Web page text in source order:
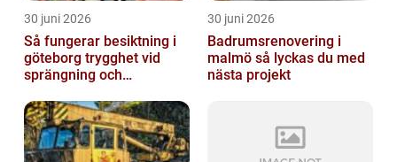
30 juni 2026
Så fungerar besiktning i
göteborg trygghet vid
sprängning och
30 juni 2026
Badrumsrenovering i
malmö så lyckas du med
nästa projekt